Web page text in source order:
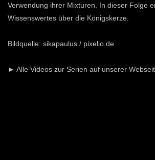
ECHTZEIT-TV 3.2K
ECHTZEIT-TV
Verwendung ihrer Mixturen. In dieser Folge
Wissenswertes über die Königskerze.
Bildquelle: sikapaulus / pixelio.de
► Alle Videos zur Serien auf unserer